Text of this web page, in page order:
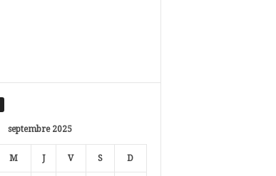
septembre 2025
M J V S D